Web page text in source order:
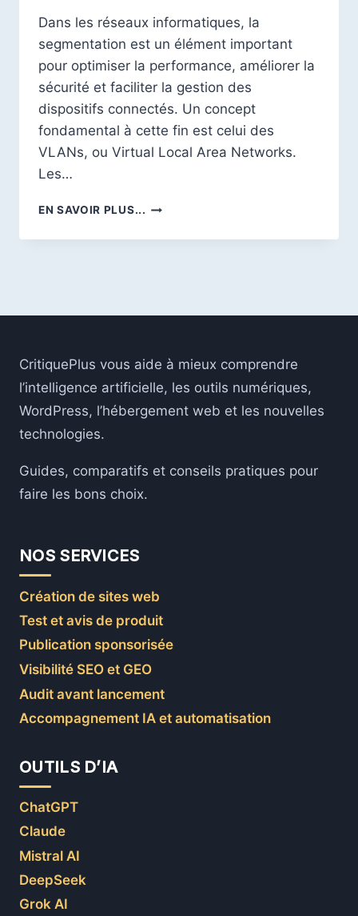
Dans les réseaux informatiques, la
segmentation est un élément important
pour optimiser la performance, améliorer la
sécurité et faciliter la gestion des
dispositifs connectés. Un concept
fondamental à cette fin est celui des
VLANs, ou Virtual Local Area Networks.
Les…
EN SAVOIR PLUS... MAÎTRISER
VLANS
UNE
GESTION
RÉSEAU
OPTIMISÉE
CritiquePlus vous aide à mieux comprendre
l’intelligence artificielle, les outils numériques,
WordPress, l’hébergement web et les nouvelles
technologies.
Guides, comparatifs et conseils pratiques pour
faire les bons choix.
NOS SERVICES
Création de sites web
Test et avis de produit
Publication sponsorisée
Visibilité SEO et GEO
Audit avant lancement
Accompagnement IA et automatisation
OUTILS D’IA
ChatGPT
Claude
Mistral AI
DeepSeek
Grok AI